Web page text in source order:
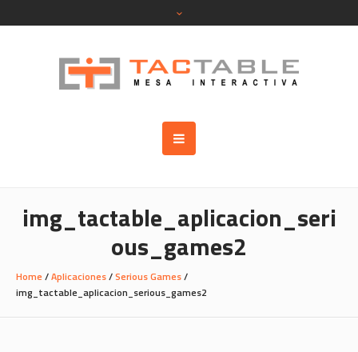
img_tactable_aplicacion_seri
ous_games2
Home /Aplicaciones/Serious Games/
img_tactable_aplicacion_serious_games2